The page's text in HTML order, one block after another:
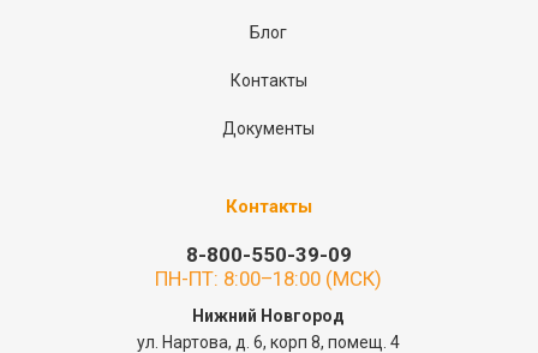
Блог
Контакты
Документы
Контакты
8-800-550-39-09
ПН-ПТ: 8:00–18:00 (МСК)
Нижний Новгород
ул. Нартова, д. 6, корп 8, помещ. 4